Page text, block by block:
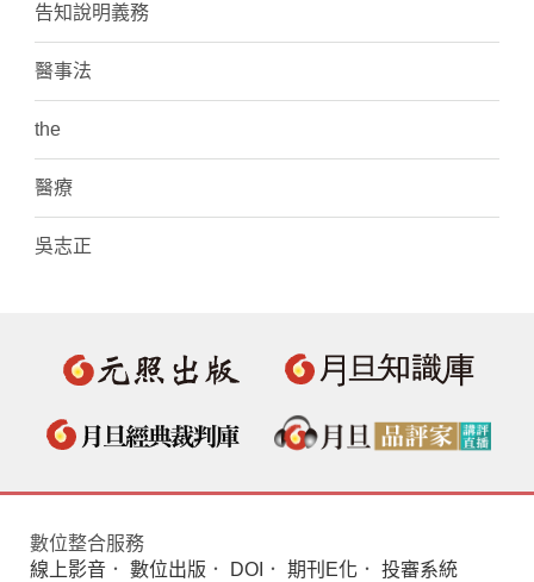
告知說明義務
醫事法
the
醫療
吳志正
數位整合服務
線上影音 ． 數位出版 ． DOI ． 期刊E化 ． 投審系統